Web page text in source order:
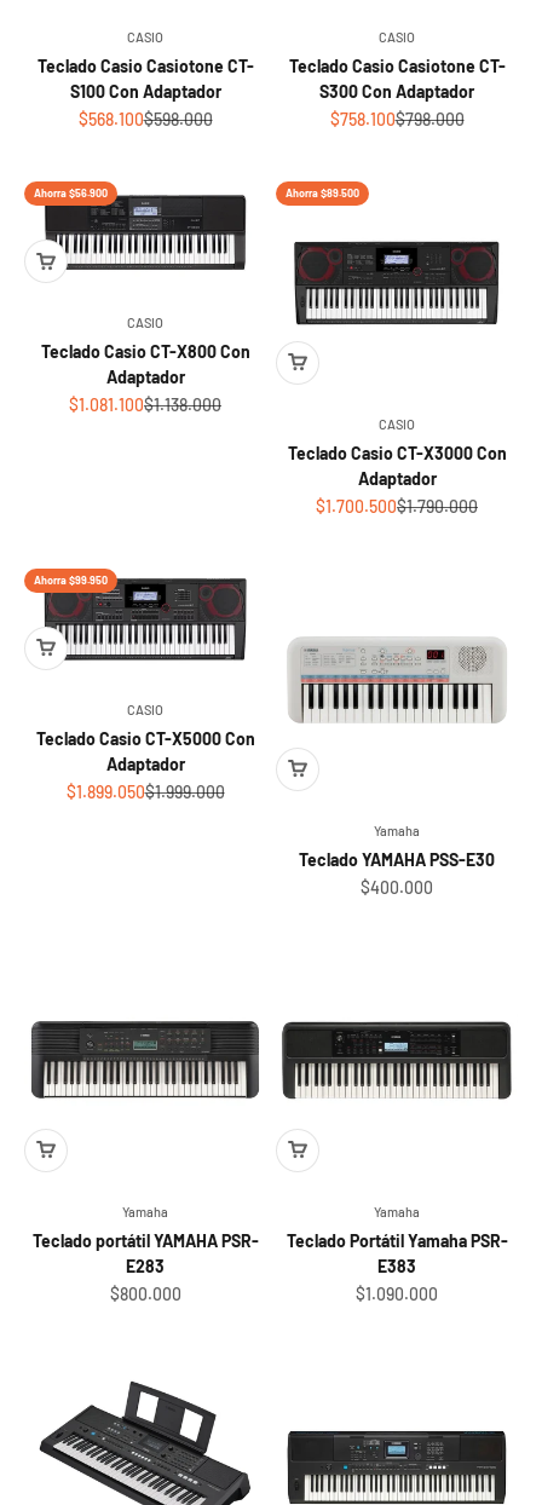
CASIO
Teclado Casio Casiotone CT-
S100 Con Adaptador
Sale price
$568.100Regular price
$598.000
CASIO
Teclado Casio Casiotone CT-
S300 Con Adaptador
Sale price
$758.100Regular price
$798.000
Ahorra $56.900
CASIO
Teclado Casio CT-X800 Con
Adaptador
Sale price
$1.081.100Regular price
$1.138.000
Ahorra $89.500
CASIO
Teclado Casio CT-X3000 Con
Adaptador
Sale price
$1.700.500Regular price
$1.790.000
Ahorra $99.950
CASIO
Teclado Casio CT-X5000 Con
Adaptador
Sale price
$1.899.050Regular price
$1.999.000
Yamaha
Teclado YAMAHA PSS-E30
Sale price
$400.000
Yamaha
Teclado portátil YAMAHA PSR-
E283
Sale price
$800.000
Yamaha
Teclado Portátil Yamaha PSR-
E383
Sale price
$1.090.000